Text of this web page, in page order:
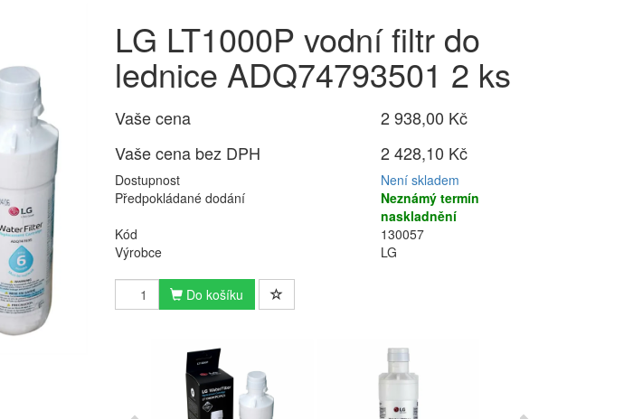
LG LT1000P vodní filtr do
lednice ADQ74793501 2 ks
Vaše cena
2 938,00 Kč
Vaše cena bez DPH
2 428,10 Kč
Dostupnost
Není skladem
Předpokládané dodání
Neznámý termín
naskladnění
Kód
130057
Výrobce
LG
Do košíku